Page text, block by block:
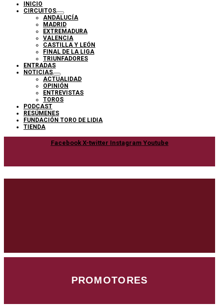
INICIO
CIRCUITOS
ANDALUCÍA
MADRID
EXTREMADURA
VALENCIA
CASTILLA Y LEÓN
FINAL DE LA LIGA
TRIUNFADORES
ENTRADAS
NOTICIAS
ACTUALIDAD
OPINIÓN
ENTREVISTAS
TOROS
PODCAST
RESÚMENES
FUNDACIÓN TORO DE LIDIA
TIENDA
Facebook X-twitter Instagram Youtube
PROMOTORES